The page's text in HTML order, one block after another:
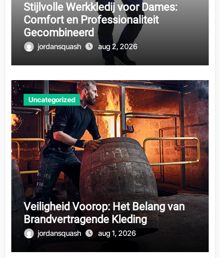
Stijlvolle Werkkledij voor Dames:
Comfort en Professionaliteit
Gecombineerd
jordansquash aug 2, 2026
Uncategorized
Veiligheid Voorop: Het Belang van
Brandvertragende Kleding
jordansquash aug 1, 2026